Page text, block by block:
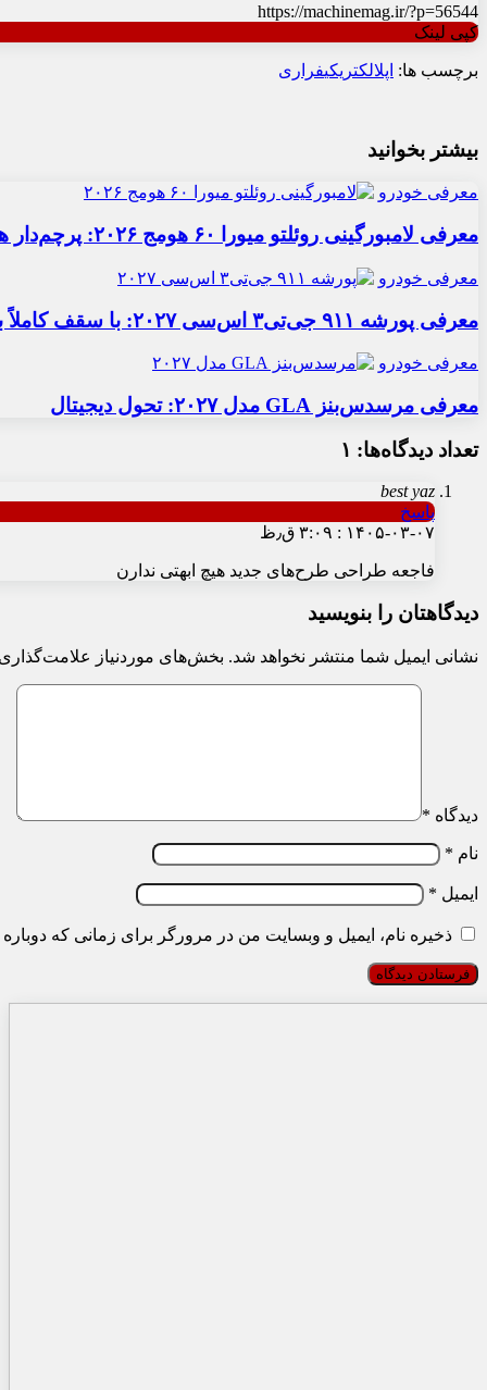
https://machinemag.ir/?p=56544
کپی لینک
برچسب ها: اپلالکتریکیفراری
بیشتر بخوانید
معرفی خودرو
معرفی لامبورگینی روئلتو میورا ۶۰ هومج ۲۰۲۶: پرچم‌دار هیبریدی
معرفی خودرو
معرفی پورشه ۹۱۱ جی‌تی۳ اس‌سی ۲۰۲۷: با سقف کاملاً برقی
معرفی خودرو
معرفی مرسدس‌بنز GLA مدل ۲۰۲۷: تحول دیجیتال
تعداد دیدگاه‌ها: ۱
best yaz
پاسخ
۱۴۰۵-۰۳-۰۷ : ۳:۰۹ ق٫ظ
فاجعه طراحی طرح‌های جدید هیچ ابهتی ندارن
دیدگاهتان را بنویسید
نشانی ایمیل شما منتشر نخواهد شد. بخش‌های موردنیاز
دیدگاه *
نام *
ایمیل *
ذخیره نام، ایمیل و وبسایت من در مرورگر برای زمانی که